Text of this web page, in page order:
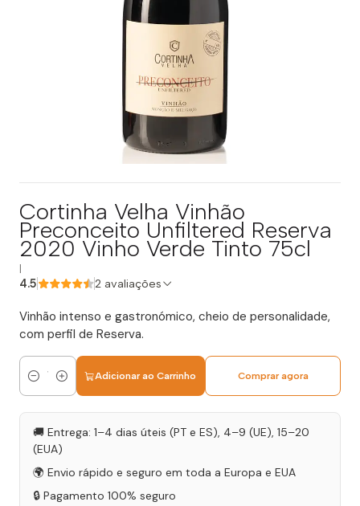
Cortinha Velha Vinhão
Preconceito Unfiltered Reserva
2020 Vinho Verde Tinto 75cl
4.5 2 avaliações
Vinhão intenso e gastronómico, cheio de personalidade,
com perfil de Reserva.
Quantidade
Adicionar ao Carrinho Comprar agora
🚚 Entrega: 1–4 dias úteis (PT e ES), 4–9 (UE), 15–20
(EUA)
🌍 Envio rápido e seguro em toda a Europa e EUA
🔒 Pagamento 100% seguro